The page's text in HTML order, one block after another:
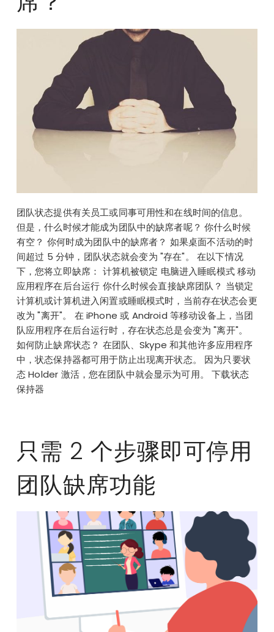
团队状态提供有关员工或同事可用性和在线时间的信息。
但是，什么时候才能成为团队中的缺席者呢？ 你什么时候
有空？ 你何时成为团队中的缺席者？ 如果桌面不活动的时
间超过 5 分钟，团队状态就会变为 "存在"。 在以下情况
下，您将立即缺席： 计算机被锁定 电脑进入睡眠模式 移动
应用程序在后台运行 你什么时候会直接缺席团队？ 当锁定
计算机或计算机进入闲置或睡眠模式时，当前存在状态会更
改为 "离开"。 在 iPhone 或 Android 等移动设备上，当团
队应用程序在后台运行时，存在状态总是会变为 "离开"。
如何防止缺席状态？ 在团队、Skype 和其他许多应用程序
中，状态保持器都可用于防止出现离开状态。 因为只要状
态 Holder 激活，您在团队中就会显示为可用。 下载状态
保持器
只需 2 个步骤即可停用
团队缺席功能